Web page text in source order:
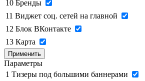
10 Бренды
11 Виджет соц. сетей на главной
12 Блок ВКонтакте
13 Карта
Применить
Параметры
1 Тизеры под большими баннерами